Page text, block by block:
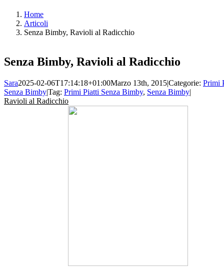
Home
Articoli
Senza Bimby, Ravioli al Radicchio
Senza Bimby, Ravioli al Radicchio
Sara2025-02-06T17:14:18+01:00Marzo 13th, 2015|Categorie: Primi
Senza Bimby|Tag: Primi Piatti Senza Bimby, Senza Bimby|
Ravioli al Radicchio